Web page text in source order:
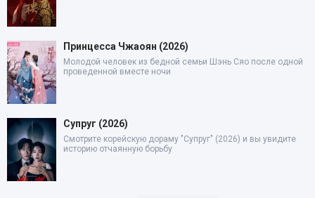
Принцесса Чжаоян (2026)
Молодой человек из бедной семьи Шэнь Сяо после одной
проведенной вместе ночи
Супруг (2026)
Смотрите корейскую дораму "Супруг" (2026) и вы увидите
историю отчаянную борьбу